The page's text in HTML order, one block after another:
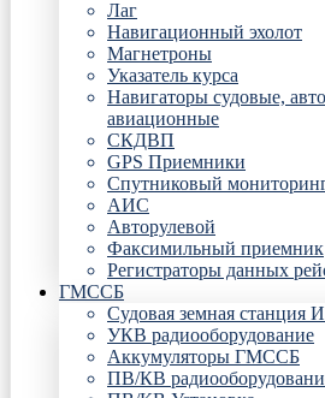
Лаг
Навигационный эхолот
Магнетроны
Указатель курса
Навигаторы судовые,
авиационные
СКДВП
GPS Приемники
Спутниковый
АИС
Авторулевой
Факсимильный приемник
Регистраторы данных
ГМССБ
Судовая земная
УКВ радиооборудование
Аккумуляторы ГМССБ
ПВ/КВ